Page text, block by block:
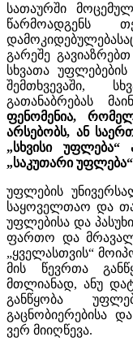
სათაურში
წარმოადგენს
გარეშე
სხვათა უფლებების
შემთხვევაში,
გათანაბრებას
ფენომენია,
არსებობს, ან
„სხვისი
„საკუთარი
უფლების
საყოველთაო და
უფლებისა და
ფართო და
„ყველასთვის“
მის წევრთა
მთლიანად, ანუ
განწყობა
გაცნობიერებისა
ვერ მიიღწევა.